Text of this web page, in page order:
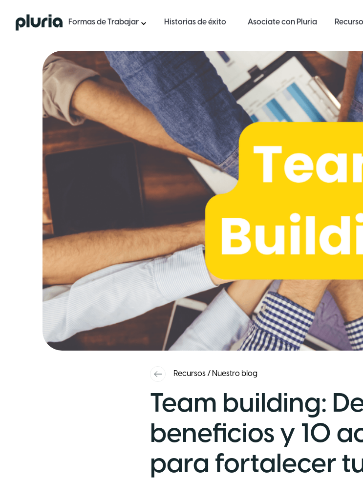
Logo Pluria Formas de Trabajar Historias de éxito Asociate con Pluria
Recursos / Nuestro blog
Team building:
beneficios y 10
para fortalecer